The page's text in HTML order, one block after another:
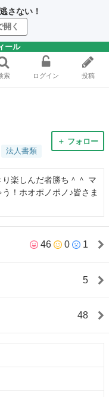
さない！
開く
ール
索 ログイン 投稿
法人書類
＋ フォロー
楽しんだ者勝ち＾＾ マ
！ホオポノポノ♪皆さま
46 0 1
5
48